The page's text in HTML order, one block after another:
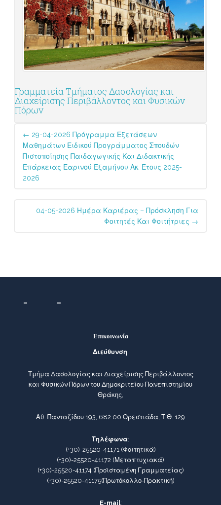
Γραμματεία Τμήματος Δασολογίας και
Διαχείρισης Περιβάλλοντος και Φυσικών
Πόρων
Post
navigation
← 29-04-2026 Πρόγραμμα Εξετάσεων
Μαθημάτων Ειδικού Προγράμματος Σπουδών
Πιστοποίησης Παιδαγωγικής Και Διδακτικής
Επάρκειας Εαρινού Εξαμήνου Ακ. Έτους 2025-
2026
04-05-2026 Ημέρα Καριέρας – Πρόσκληση Για
Φοιτητές Και Φοιτήτριες →
Επικοινωνία
Διεύθυνση:
Τμήμα Δασολογίας και Διαχείρισης Περιβάλλοντος
και Φυσικών Πόρων του Δημοκριτείου Πανεπιστημίου
Θράκης,
Αθ. Πανταζίδου 193, 682 00 Ορεστιάδα, Τ.Θ. 129
Τηλέφωνα:
(+30)-25520-41171(Φοιτητικά)
(+30)-25520-41172 (Μεταπτυχιακά)
(+30)-25520-41174 (Προϊσταμένη Γραμματείας)
(+30)-25520-41175(Πρωτόκολλο-Πρακτική)
E-mail: